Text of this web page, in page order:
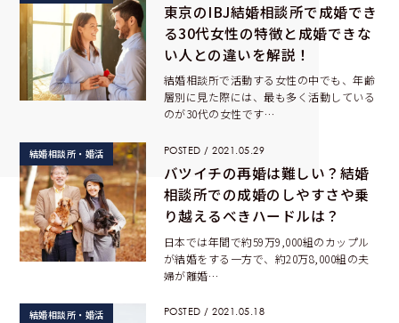
東京のIBJ結婚相談所で成婚でき
る30代女性の特徴と成婚できな
い人との違いを解説！
結婚相談所で活動する女性の中でも、年齢
層別に見た際には、最も多く活動している
のが30代の女性です…
結婚相談所・婚活 POSTED / 2021.05.29
バツイチの再婚は難しい？結婚
相談所での成婚のしやすさや乗
り越えるべきハードルは？
日本では年間で約59万9,000組のカップル
が結婚をする一方で、約20万8,000組の夫
婦が離婚…
結婚相談所・婚活 POSTED / 2021.05.18